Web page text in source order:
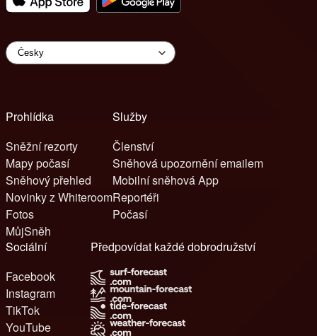
Prohlídka
Sněžní rezorty
Mapy počasí
Sněhový přehled
Novinky z Whiteroom
Fotos
MůjSněh
Služby
Členství
Sněhová upozornění emailem
Mobilní sněhová App
Reportéři
Počasí
Sociální
Facebook
Instagram
TikTok
YouTube
Předpovídat každé dobrodružství